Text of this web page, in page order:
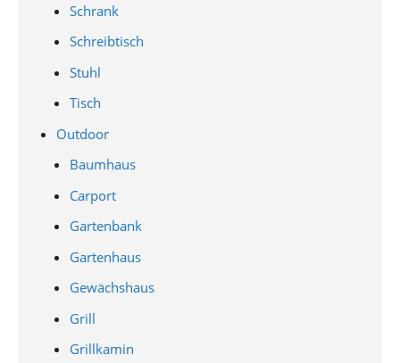
Schrank
Schreibtisch
Stuhl
Tisch
Outdoor
Baumhaus
Carport
Gartenbank
Gartenhaus
Gewächshaus
Grill
Grillkamin